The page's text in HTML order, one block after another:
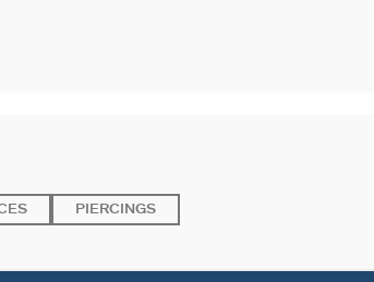
PIERCINGS